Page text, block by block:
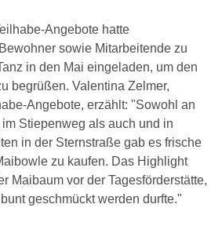
Angebote hatte
sowie Mitarbeitende zu
in den Mai eingeladen, um den
begrüßen. Valentina Zelmer,
Angebote, erzählt: "Sowohl an
Stiepenweg als auch und in
in der Sternstraße gab es frische
zu kaufen. Das Highlight
Maibaum vor der Tagesförderstätte,
geschmückt werden durfte."